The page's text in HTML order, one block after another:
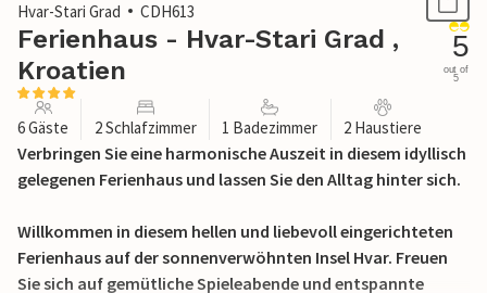
Hvar-Stari Grad
CDH613
Ferienhaus - Hvar-Stari Grad ,
Kroatien
5
out of
5
6 Gäste 2 Schlafzimmer 1 Badezimmer 2 Haustiere
Verbringen Sie eine harmonische Auszeit in diesem idyllisch
gelegenen Ferienhaus und lassen Sie den Alltag hinter sich.
Willkommen in diesem hellen und liebevoll eingerichteten
Ferienhaus auf der sonnenverwöhnten Insel Hvar. Freuen
Sie sich auf gemütliche Spieleabende und entspannte